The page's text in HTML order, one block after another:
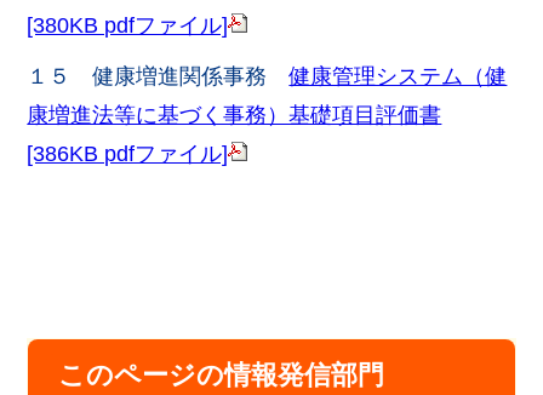
[380KB pdfファイル]
１５ 健康増進関係事務健康管理システム（健
康増進法等に基づく事務）基礎項目評価書
[386KB pdfファイル]
このページの情報発信部門